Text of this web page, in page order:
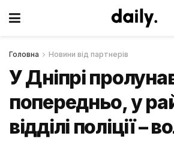
Головна Новини від партнерів
У Дніпрі
попередньо, у
відділі поліції –